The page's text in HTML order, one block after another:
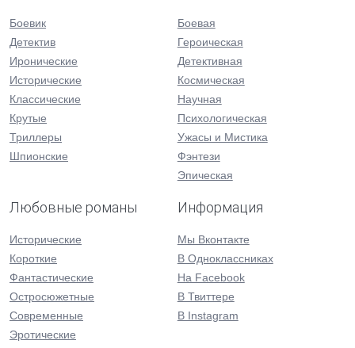
Боевик
Детектив
Иронические
Исторические
Классические
Крутые
Триллеры
Шпионские
Боевая
Героическая
Детективная
Космическая
Научная
Психологическая
Ужасы и Мистика
Фэнтези
Эпическая
Любовные романы
Исторические
Короткие
Фантастические
Остросюжетные
Современные
Эротические
Информация
Мы Вконтакте
В Одноклассниках
На Facebook
В Твиттере
В Instagram